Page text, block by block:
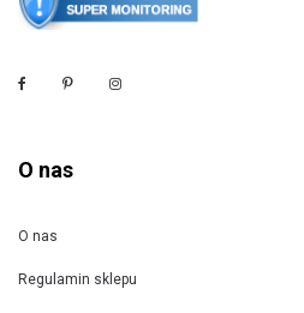
O nas
O nas
Regulamin sklepu